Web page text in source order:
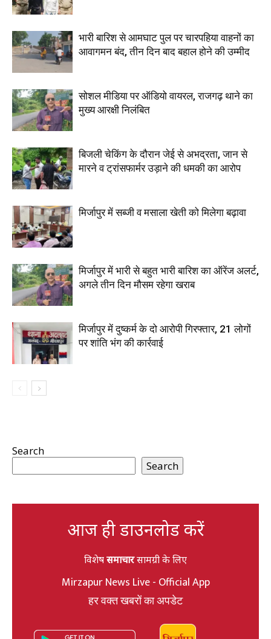
भारी बारिश से आमघाट पुल पर चारपहिया वाहनों का
आवागमन बंद, तीन दिन बाद बहाल होने की उम्मीद
सोशल मीडिया पर ऑडियो वायरल, राजगढ़ थाने का
मुख्य आरक्षी निलंबित
बिजली चेकिंग के दौरान जेई से अभद्रता, जान से
मारने व ट्रांसफार्मर उड़ाने की धमकी का आरोप
मिर्जापुर में सब्जी व मसाला खेती को मिलेगा बढ़ावा
मिर्जापुर में भारी से बहुत भारी बारिश का ऑरेंज अलर्ट,
अगले तीन दिन मौसम रहेगा खराब
मिर्जापुर में दुष्कर्म के दो आरोपी गिरफ्तार, 21 लोगों
पर शांति भंग की कार्रवाई
Search
Search
आज ही डाउनलोड करें
विशेषसमाचारसामग्री के लिए
Mirzapur News Live - Official App
हर वक्त खबरों का अपडेट